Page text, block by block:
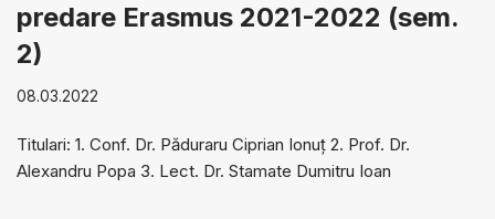
predare Erasmus 2021-2022 (sem.
2)
08.03.2022
Titulari: 1. Conf. Dr. Păduraru Ciprian Ionuţ 2. Prof. Dr.
Alexandru Popa 3. Lect. Dr. Stamate Dumitru Ioan